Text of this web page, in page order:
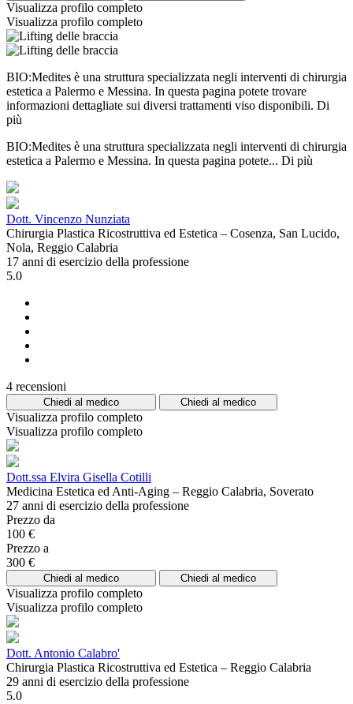
Visualizza profilo completo
Visualizza profilo completo
BIO:Medites è una struttura specializzata negli interventi di chirurgia
estetica a Palermo e Messina. In questa pagina potete trovare
informazioni dettagliate sui diversi trattamenti viso disponibili. Di
più
BIO:Medites è una struttura specializzata negli interventi di chirurgia
estetica a Palermo e Messina. In questa pagina potete... Di più
Dott. Vincenzo Nunziata
Chirurgia Plastica Ricostruttiva ed Estetica – Cosenza, San Lucido,
Nola, Reggio Calabria
17 anni di esercizio della professione
5.0
4 recensioni
Chiedi al medico Chiedi al medico
Visualizza profilo completo
Visualizza profilo completo
Dott.ssa Elvira Gisella Cotilli
Medicina Estetica ed Anti-Aging – Reggio Calabria, Soverato
27 anni di esercizio della professione
Prezzo da
100 €
Prezzo a
300 €
Chiedi al medico Chiedi al medico
Visualizza profilo completo
Visualizza profilo completo
Dott. Antonio Calabro'
Chirurgia Plastica Ricostruttiva ed Estetica – Reggio Calabria
29 anni di esercizio della professione
5.0